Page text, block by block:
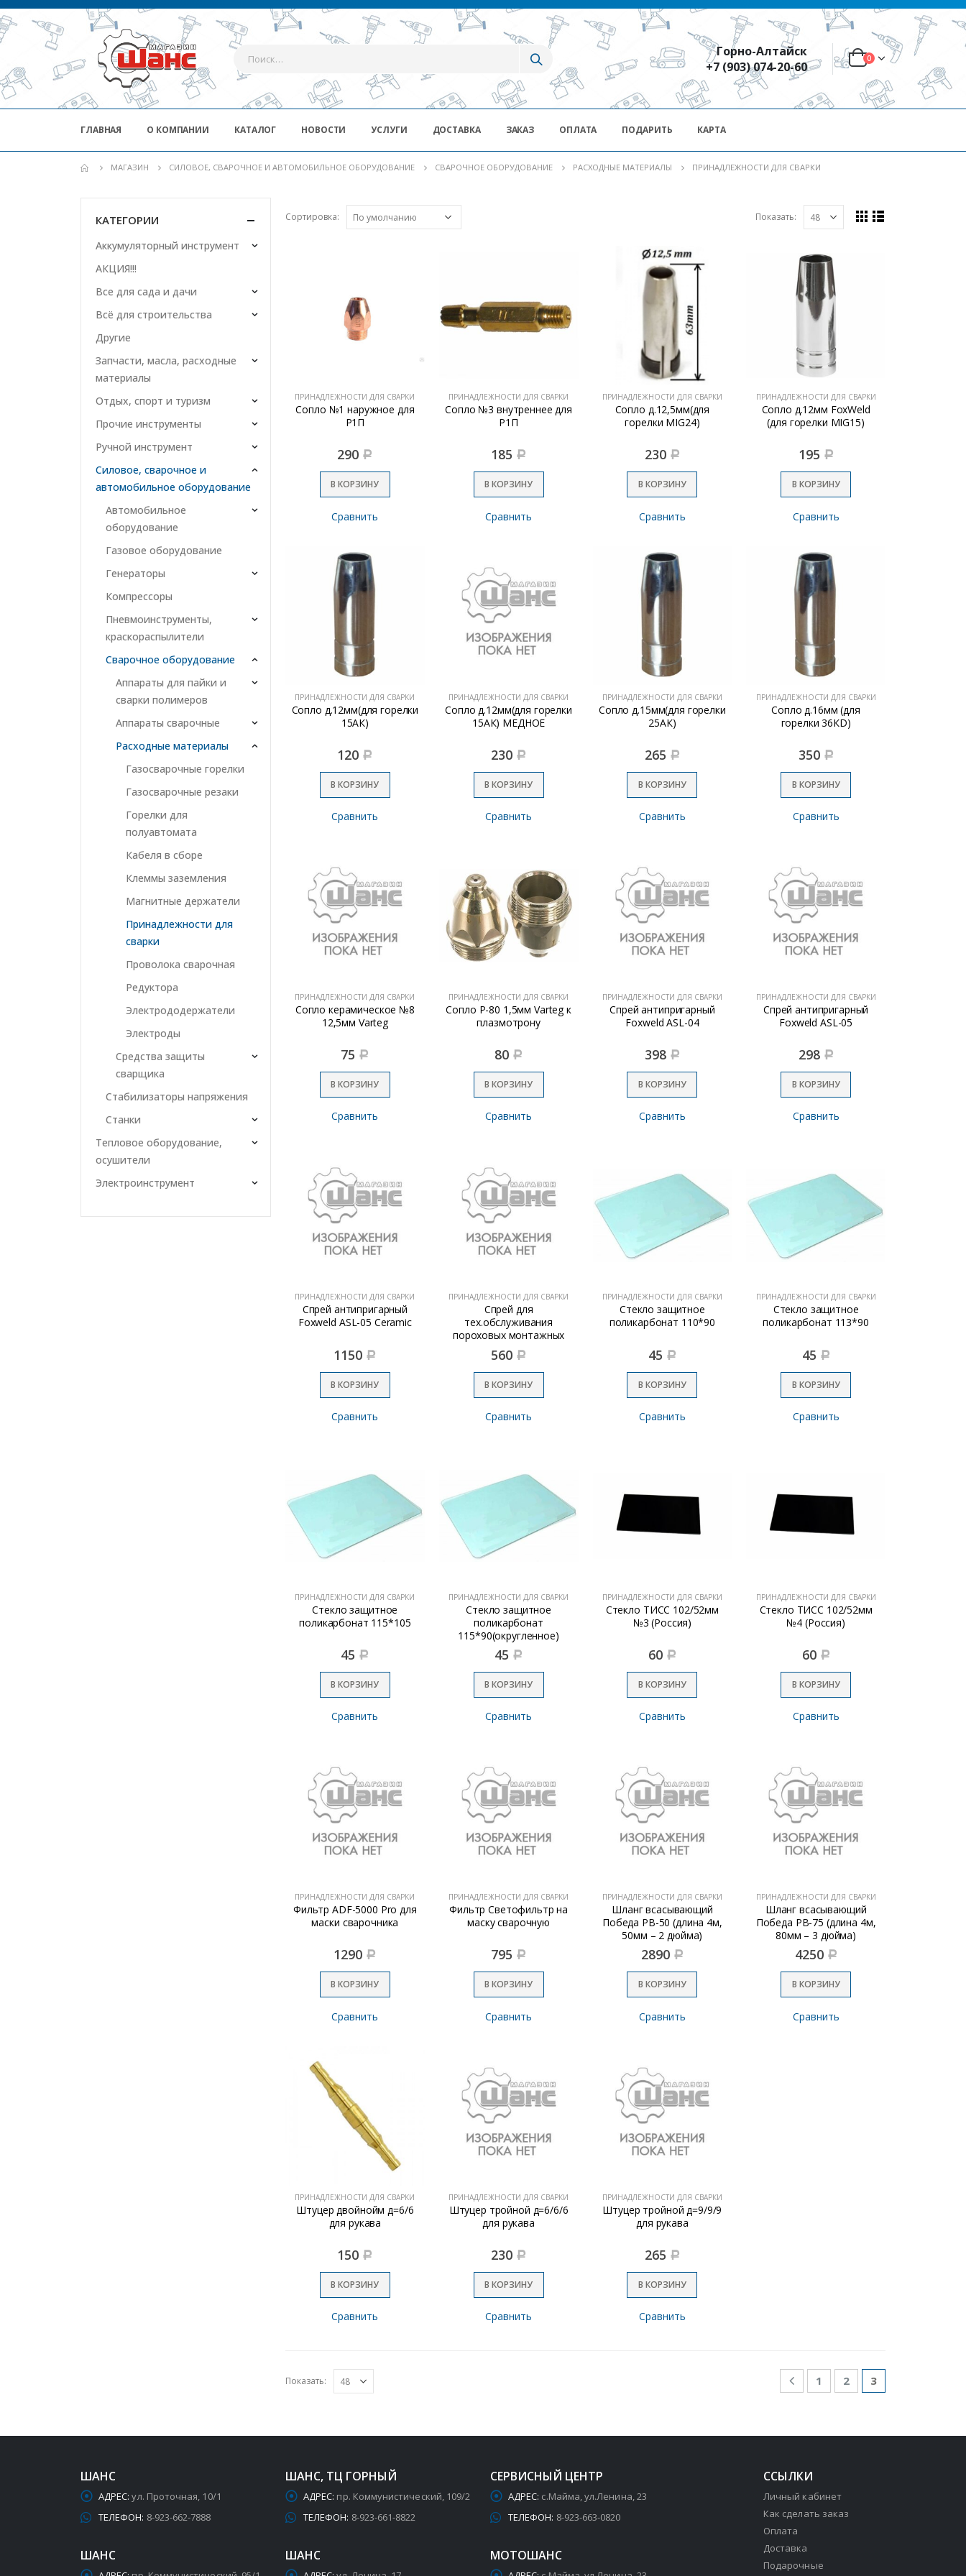
Горно-Алтайск
+7 (903) 074-20-60
0
ГЛАВНАЯ О КОМПАНИИ КАТАЛОГ НОВОСТИ УСЛУГИ ДОСТАВКА ЗАКАЗ ОПЛАТА ПОДАРИТЬ КАРТА
МАГАЗИН СИЛОВОЕ, СВАРОЧНОЕ И АВТОМОБИЛЬНОЕ ОБОРУДОВАНИЕ СВАРОЧНОЕ ОБОРУДОВАНИЕ РАСХОДНЫЕ МАТЕРИАЛЫ ПРИНАДЛЕЖНОСТИ ДЛЯ СВАРКИ
Сортировка: Показать:
ПРИНАДЛЕЖНОСТИ ДЛЯ СВАРКИ
Сопло №1 наружное для
Р1П
290 Р
В КОРЗИНУ
Сравнить
ПРИНАДЛЕЖНОСТИ ДЛЯ СВАРКИ
Сопло №3 внутреннее для
Р1П
185 Р
В КОРЗИНУ
Сравнить
ПРИНАДЛЕЖНОСТИ ДЛЯ СВАРКИ
Сопло д.12,5мм(для
горелки MIG24)
230 Р
В КОРЗИНУ
Сравнить
ПРИНАДЛЕЖНОСТИ ДЛЯ СВАРКИ
Сопло д.12мм FoxWeld
(для горелки MIG15)
195 Р
В КОРЗИНУ
Сравнить
ПРИНАДЛЕЖНОСТИ ДЛЯ СВАРКИ
Сопло д.12мм(для горелки
15АК)
120 Р
В КОРЗИНУ
Сравнить
ПРИНАДЛЕЖНОСТИ ДЛЯ СВАРКИ
Сопло д.12мм(для горелки
15АК) МЕДНОЕ
230 Р
В КОРЗИНУ
Сравнить
ПРИНАДЛЕЖНОСТИ ДЛЯ СВАРКИ
Сопло д.15мм(для горелки
25АК)
265 Р
В КОРЗИНУ
Сравнить
ПРИНАДЛЕЖНОСТИ ДЛЯ СВАРКИ
Сопло д.16мм (для
горелки 36КD)
350 Р
В КОРЗИНУ
Сравнить
ПРИНАДЛЕЖНОСТИ ДЛЯ СВАРКИ
Сопло керамическое №8
12,5мм Varteg
75 Р
В КОРЗИНУ
Сравнить
ПРИНАДЛЕЖНОСТИ ДЛЯ СВАРКИ
Сопло Р-80 1,5мм Varteg к
плазмотрону
80 Р
В КОРЗИНУ
Сравнить
ПРИНАДЛЕЖНОСТИ ДЛЯ СВАРКИ
Спрей антипригарный
Foxweld ASL-04
398 Р
В КОРЗИНУ
Сравнить
ПРИНАДЛЕЖНОСТИ ДЛЯ СВАРКИ
Спрей антипригарный
Foxweld ASL-05
298 Р
В КОРЗИНУ
Сравнить
ПРИНАДЛЕЖНОСТИ ДЛЯ СВАРКИ
Спрей антипригарный
Foxweld ASL-05 Ceramic
1150 Р
В КОРЗИНУ
Сравнить
ПРИНАДЛЕЖНОСТИ ДЛЯ СВАРКИ
Спрей для
тех.обслуживания
пороховых монтажных
инструментов 210мл
560 Р
В КОРЗИНУ
Сравнить
ПРИНАДЛЕЖНОСТИ ДЛЯ СВАРКИ
Стекло защитное
поликарбонат 110*90
45 Р
В КОРЗИНУ
Сравнить
ПРИНАДЛЕЖНОСТИ ДЛЯ СВАРКИ
Стекло защитное
поликарбонат 113*90
45 Р
В КОРЗИНУ
Сравнить
ПРИНАДЛЕЖНОСТИ ДЛЯ СВАРКИ
Стекло защитное
поликарбонат 115*105
45 Р
В КОРЗИНУ
Сравнить
ПРИНАДЛЕЖНОСТИ ДЛЯ СВАРКИ
Стекло защитное
поликарбонат
115*90(округленное)
45 Р
В КОРЗИНУ
Сравнить
ПРИНАДЛЕЖНОСТИ ДЛЯ СВАРКИ
Стекло ТИСС 102/52мм
№3 (Россия)
60 Р
В КОРЗИНУ
Сравнить
ПРИНАДЛЕЖНОСТИ ДЛЯ СВАРКИ
Стекло ТИСС 102/52мм
№4 (Россия)
60 Р
В КОРЗИНУ
Сравнить
ПРИНАДЛЕЖНОСТИ ДЛЯ СВАРКИ
Фильтр ADF-5000 Pro для
маски сварочника
1290 Р
В КОРЗИНУ
Сравнить
ПРИНАДЛЕЖНОСТИ ДЛЯ СВАРКИ
Фильтр Светофильтр на
маску сварочную
795 Р
В КОРЗИНУ
Сравнить
ПРИНАДЛЕЖНОСТИ ДЛЯ СВАРКИ
Шланг всасывающий
Победа РВ-50 (длина 4м,
50мм – 2 дюйма)
2890 Р
В КОРЗИНУ
Сравнить
ПРИНАДЛЕЖНОСТИ ДЛЯ СВАРКИ
Шланг всасывающий
Победа РВ-75 (длина 4м,
80мм – 3 дюйма)
4250 Р
В КОРЗИНУ
Сравнить
ПРИНАДЛЕЖНОСТИ ДЛЯ СВАРКИ
Штуцер двойнойм д=6/6
для рукава
150 Р
В КОРЗИНУ
Сравнить
ПРИНАДЛЕЖНОСТИ ДЛЯ СВАРКИ
Штуцер тройной д=6/6/6
для рукава
230 Р
В КОРЗИНУ
Сравнить
ПРИНАДЛЕЖНОСТИ ДЛЯ СВАРКИ
Штуцер тройной д=9/9/9
для рукава
265 Р
В КОРЗИНУ
Сравнить
Показать: 1 2 3
КАТЕГОРИИ
Аккумуляторный инструмент
АКЦИЯ!!!
Все для сада и дачи
Всё для строительства
Другие
Запчасти, масла, расходные
материалы
Отдых, спорт и туризм
Прочие инструменты
Ручной инструмент
Силовое, сварочное и
автомобильное оборудование
Автомобильное
оборудование
Газовое оборудование
Генераторы
Компрессоры
Пневмоинструменты,
краскораспылители
Сварочное оборудование
Аппараты для пайки и
сварки полимеров
Аппараты сварочные
Расходные материалы
Газосварочные горелки
Газосварочные резаки
Горелки для
полуавтомата
Кабеля в сборе
Клеммы заземления
Магнитные держатели
Принадлежности для
сварки
Проволока сварочная
Редуктора
Электрододержатели
Электроды
Средства защиты
сварщика
Стабилизаторы напряжения
Станки
Тепловое оборудование,
осушители
Электроинструмент
ШАНС
АДРЕС: ул. Проточная, 10/1
ТЕЛЕФОН: 8-923-662-7888
ШАНС
ШАНС, ТЦ ГОРНЫЙ
АДРЕС: пр. Коммунистический, 109/2
ТЕЛЕФОН: 8-923-661-8822
ШАНС
СЕРВИСНЫЙ ЦЕНТР
АДРЕС: с.Майма, ул.Ленина, 23
ТЕЛЕФОН: 8-923-663-0820
МОТОШАНС
ССЫЛКИ
Личный кабинет
Как сделать заказ
Оплата
Доставка
Подарочные